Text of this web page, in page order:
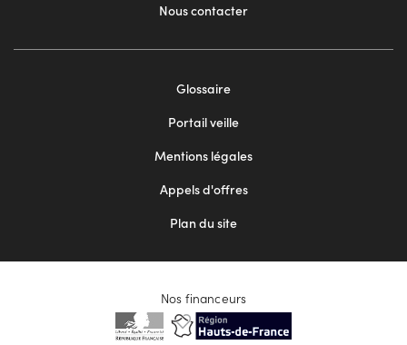
Nous contacter
Glossaire
Portail veille
Mentions légales
Appels d'offres
Plan du site
Nos financeurs